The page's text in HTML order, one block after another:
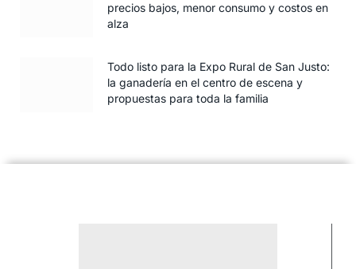
precios bajos, menor consumo y costos en
alza
Todo listo para la Expo Rural de San Justo:
la ganadería en el centro de escena y
propuestas para toda la familia